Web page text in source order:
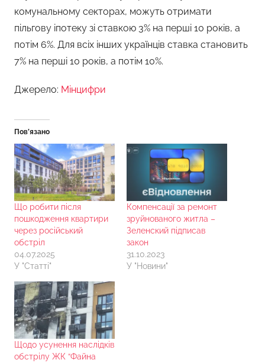
комунальному секторах, можуть отримати
пільгову іпотеку зі ставкою 3% на перші 10 років, а
потім 6%. Для всіх інших українців ставка становить
7% на перші 10 років, а потім 10%.
Джерело: Мінцифри
Пов’язано
Що робити після
пошкодження квартири
через російський
обстріл
04.07.2025
У "Статті"
Компенсації за ремонт
зруйнованого житла –
Зеленский підписав
закон
31.10.2023
У "Новини"
Щодо усунення наслідків
обстрілу ЖК “Файна